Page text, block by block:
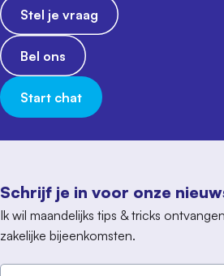
Schrijf je in voor onze
Ik wil maandelijks tips & tricks
zakelijke bijeenkomsten.
Stel je vraag
Bel ons
Start chat